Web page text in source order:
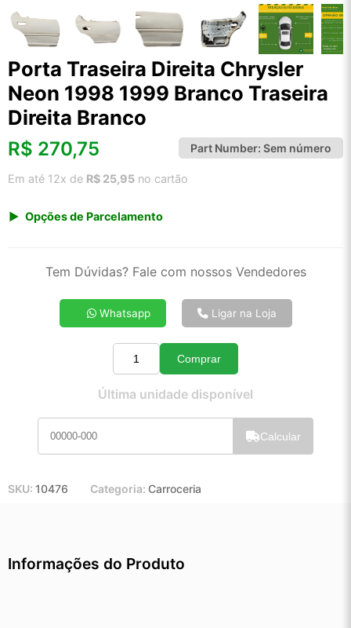
Porta Traseira Direita Chrysler
Neon 1998 1999 Branco Traseira
Direita Branco
R$ 270,75 Part Number: Sem número
Em até 12x de R$ 25,95 no cartão
Opções de Parcelamento
2x de R$ 145,12
4x de R$ 73,61
5x de R$ 59,29
10x de R$ 30,68
11x de R$ 28,18
Tem Dúvidas? Fale com nossos Vendedores
Whatsapp Ligar na Loja
Quantidade
Comprar
Última unidade disponível
Calcular
SKU: 10476 Categoria: Carroceria
Informações do Produto